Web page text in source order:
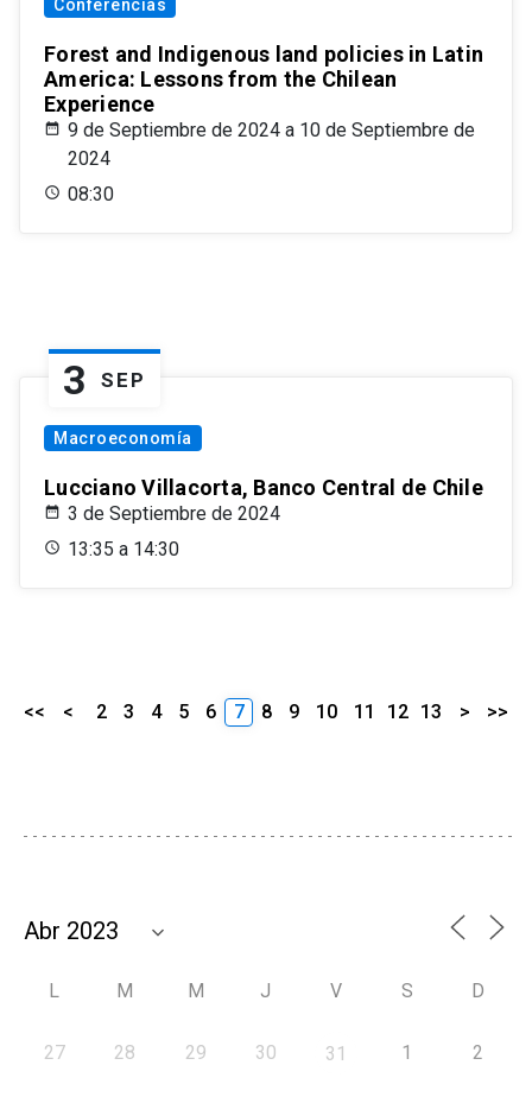
Conferencias
Forest and Indigenous land policies in Latin
America: Lessons from the Chilean
Experience
9 de Septiembre de 2024 a 10 de Septiembre de
2024
08:30
3 SEP
Macroeconomía
Lucciano Villacorta, Banco Central de Chile
3 de Septiembre de 2024
13:35 a 14:30
<< < 2 3 4 5 6 7 8 9 10 11 12 13 > >>
L M M J V S D
27 28 29 30 31 1 2